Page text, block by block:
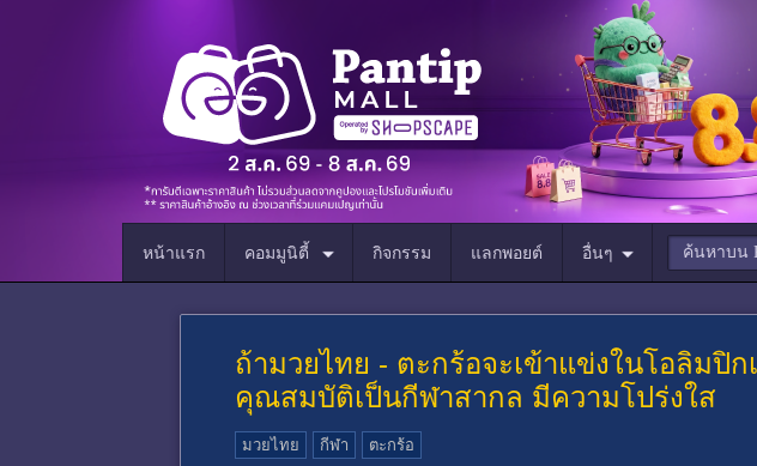
หน้าแรก คอมมูนิตี้ กิจกรรม แลกพอยต์ อื่นๆ
ถ้ามวยไทย - ตะกร้อจะเข้าแข่งในโอลิมปิ
คุณสมบัติเป็นกีฬาสากล มีความโปร่งใส
มวยไทย กีฬา ตะกร้อ